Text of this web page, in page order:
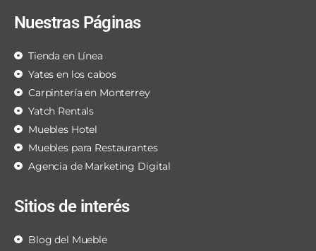
Nuestras Páginas
Tienda en Línea
Yates en los cabos
Carpintería en Monterrey
Yatch Rentals
Muebles Hotel
Muebles para Restaurantes
Agencia de Marketing Digital
Sitios de interés
Blog del Mueble